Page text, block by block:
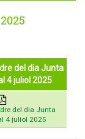
del dia Junta
4 juliol 2025
del dia Junta
4 juliol 2025